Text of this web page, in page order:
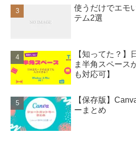
使うだけでエモ
テム2選
【知ってた？】
ま半角スペース
も対応可】
【保存版】
ーまとめ